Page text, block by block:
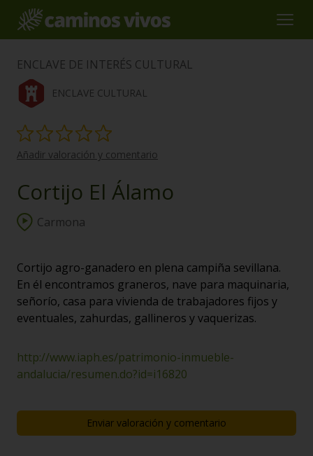
ENCLAVE DE INTERÉS CULTURAL
ENCLAVE CULTURAL
Añadir valoración y comentario
Cortijo El Álamo
Carmona
Cortijo agro-ganadero en plena campiña sevillana.
En él encontramos graneros, nave para maquinaria,
señorío, casa para vivienda de trabajadores fijos y
eventuales, zahurdas, gallineros y vaquerizas.
http://www.iaph.es/patrimonio-inmueble-
andalucia/resumen.do?id=i16820
Enviar valoración y comentario